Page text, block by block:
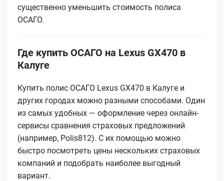
существенно уменьшить стоимость полиса
ОСАГО.
Где купить ОСАГО на Lexus GX470 в
Калуге
Купить полис ОСАГО Lexus GX470 в Калуге и
других городах можно разными способами. Один
из самых удобных — оформление через онлайн-
сервисы сравнения страховых предложений
(например, Polis812). С их помощью можно
быстро посмотреть цены нескольких страховых
компаний и подобрать наиболее выгодный
вариант.